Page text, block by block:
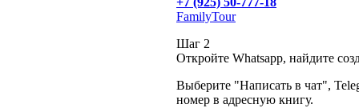
FamilyTour
Шаг 2
Откройте Whatsapp, найдите
Выберите "Написать в чат",
номер в адресную книгу.